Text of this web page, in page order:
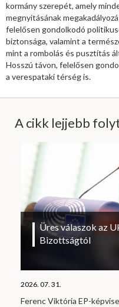
kormány szerepét, amely
megnyitásának
felelősen gondolkodó
biztonsága, valamint a
mint a rombolás és pusztítás
Hosszú távon, felelősen
a verespataki térség is.
A cikk lejjebb
Üres válaszok az
Bizottságtól
2026. 07. 31.
Ferenc Viktória EP-